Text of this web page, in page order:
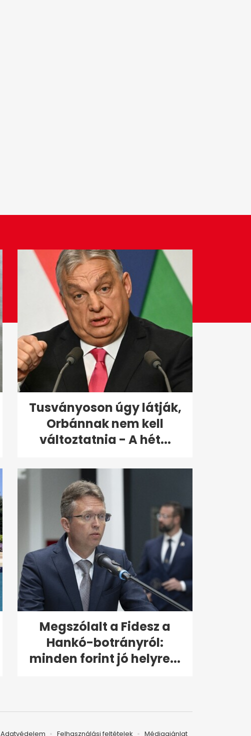
Tusványoson úgy látják,
Orbánnak nem kell
változtatnia - A hét...
Megszólalt a Fidesz a
Hankó-botrányról:
minden forint jó helyre...
Adatvédelem Felhasználási feltételek Médiaajánlat